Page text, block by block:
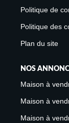
Politique de
Politique des
Plan du site
NOS
Maison à
Maison à
Maison à